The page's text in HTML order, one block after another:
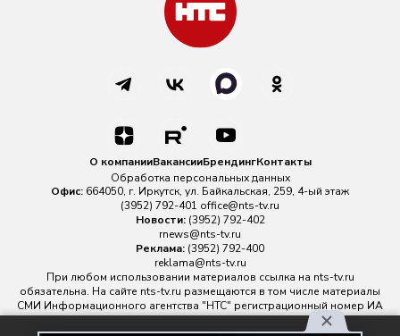
О компанииВакансииБрендингКонтакты
Обработка персональных данных
Офис: 664050, г. Иркутск, ул. Байкальская, 259, 4-ый этаж
(3952) 792-401 office@nts-tv.ru
Новости: (3952) 792-402
rnews@nts-tv.ru
Реклама: (3952) 792-400
reklama@nts-tv.ru
При любом использовании материалов ссылка на nts-tv.ru
обязательна. На сайте nts-tv.ru размещаются в том числе материалы
СМИ Информационного агентства "НТС" регистрационный номер ИА
№ ФС 77 - 88763 зарегистрировано Федеральной службой по